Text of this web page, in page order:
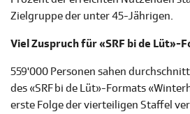
Zielgruppe der unter 45-Jährigen.
Viel Zuspruch für «SRF bi de Lüt»-
559'000 Personen sahen
des «SRF bi de Lüt»-Formats
erste Folge der vierteiligen Staffel